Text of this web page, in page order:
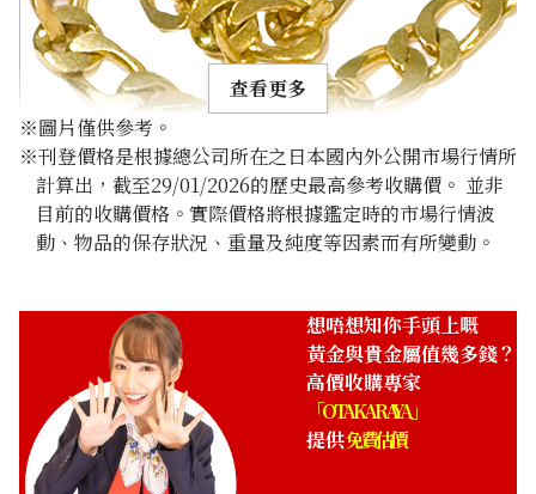
22K Gold (K22) Thousand-legged Gold Necklace
參考回收價
HKD 106,985.44
查看更多
※圖片僅供參考。
※刊登價格是根據總公司所在之日本國內外公開市場行情所
計算出，截至29/01/2026的歷史最高參考收購價。 並非
目前的收購價格。實際價格將根據鑑定時的市場行情波
動、物品的保存狀況、重量及純度等因素而有所變動。
想唔想知你手頭上嘅
黃金與貴金屬值幾多錢？
高價收購專家
「OTAKARAYA」
提供免費估價